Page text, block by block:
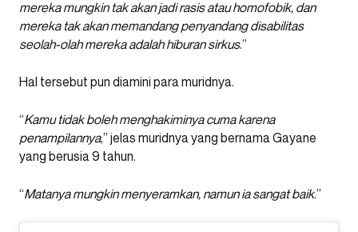
mereka mungkin tak akan jadi rasis atau homofobik, dan
mereka tak akan memandang penyandang disabilitas
seolah-olah mereka adalah hiburan sirkus.”
Hal tersebut pun diamini para muridnya.
“Kamu tidak boleh menghakiminya cuma karena
penampilannya,” jelas muridnya yang bernama Gayane
yang berusia 9 tahun.
“Matanya mungkin menyeramkan, namun ia sangat baik.”